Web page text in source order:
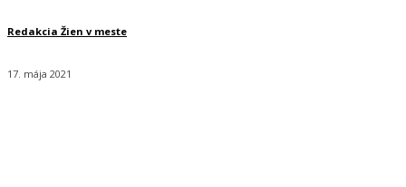
Redakcia Žien v meste
17. mája 2021